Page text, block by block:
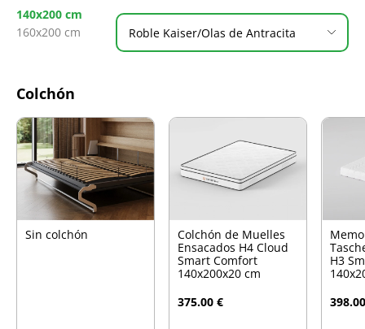
140x200 cm
160x200 cm
Roble Kaiser/Olas de Antracita
Colchón
Sin colchón
Colchón de Muelles
Ensacados H4 Cloud
Smart Comfort
140x200x20 cm
375.00 €
H3